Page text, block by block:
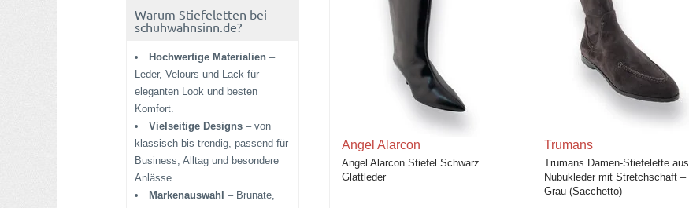
Warum Stiefeletten bei
schuhwahnsinn.de?
Hochwertige Materialien –
Leder, Velours und Lack für
eleganten Look und besten
Komfort.
Vielseitige Designs – von
klassisch bis trendig, passend für
Business, Alltag und besondere
Anlässe.
Markenauswahl – Brunate,
Angel Alarcon
Angel Alarcon Stiefel Schwarz
Glattleder
Trumans
Trumans Damen-Stiefelette aus
Nubukleder mit Stretchschaft –
Grau (Sacchetto)